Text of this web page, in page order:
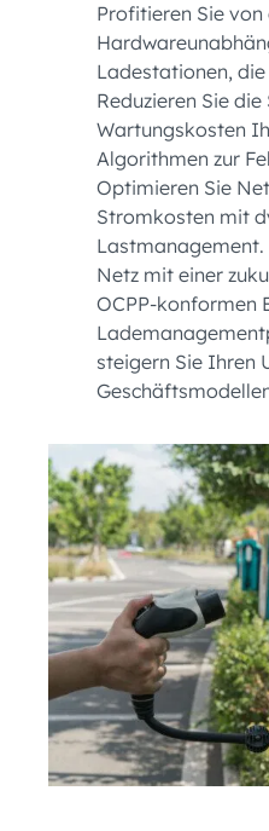
Profitieren Sie von
Ladestationen, die
Reduzieren Sie
Wartungskosten
Algorithmen zur
Optimieren Sie
Stromkosten mit
Netz mit einer
OCPP-konformen
steigern Sie Ihren